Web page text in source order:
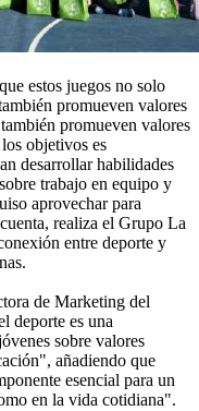
estos juegos no solo
promueven valores
promueven valores
objetivos es
desarrollar habilidades
trabajo en equipo y
aprovechar para
realiza el Grupo La
entre deporte y
de Marketing del
deporte es una
sobre valores
añadiendo que
esencial para un
en la vida cotidiana".